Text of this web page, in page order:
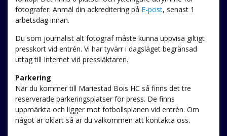
fotografer. Anmäl din ackreditering på E-post, senast 1
arbetsdag innan.
Du som journalist alt fotograf måste kunna uppvisa giltigt
presskort vid entrén. Vi har tyvärr i dagsläget begränsad
uttag till Internet vid pressläktaren.
Parkering
När du kommer till Mariestad Bois HC så finns det tre
reserverade parkeringsplatser för press. De finns
uppmärkta och ligger mot fotbollsplanen vid entrén. Om
något är oklart så är du välkommen att kontakta oss.